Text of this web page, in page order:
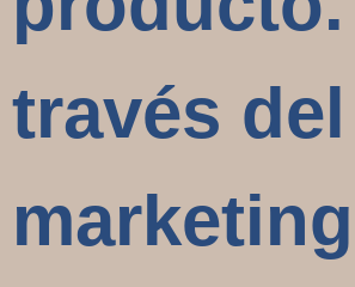
través del
marketing